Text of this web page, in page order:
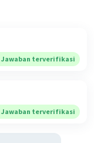
Jawaban terverifikasi
Jawaban terverifikasi